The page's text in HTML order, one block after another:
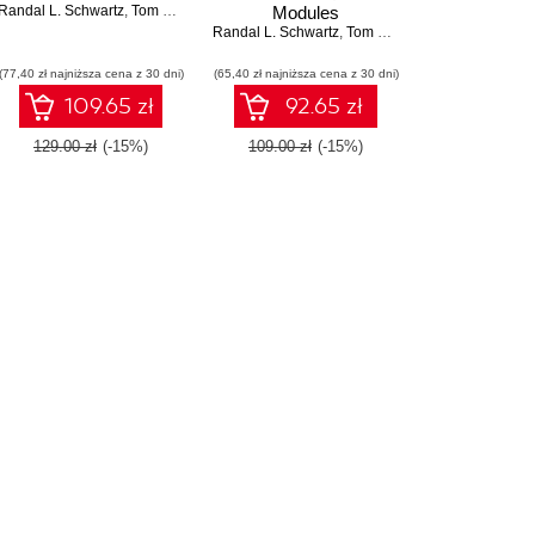
Randal L. Schwartz, Tom Phoenix brian d foy
(77,40 zł najniższa cena z 30 dni)
109.65 zł
129.00 zł (-15%)
Modules
Randal L. Schwartz, Tom Phoenix
(65,40 zł najniższa cena z 30 dni)
92.65 zł
109.00 zł (-15%)